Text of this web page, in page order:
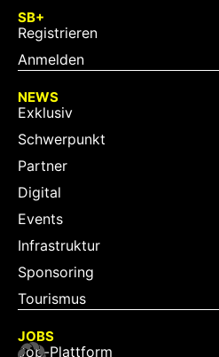
SB+
Registrieren
Anmelden
NEWS
Exklusiv
Schwerpunkt
Partner
Digital
Events
Infrastruktur
Sponsoring
Tourismus
JOBS
Job-Plattform